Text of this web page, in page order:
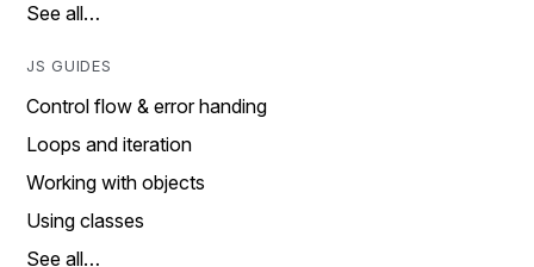
See all…
JS GUIDES
Control flow & error handing
Loops and iteration
Working with objects
Using classes
See all…